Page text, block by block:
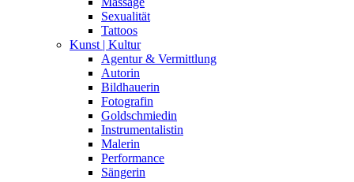
Sexualität
Tattoos
Kunst | Kultur
Agentur & Vermittlung
Autorin
Bildhauerin
Fotografin
Goldschmiedin
Instrumentalistin
Malerin
Performance
Sängerin